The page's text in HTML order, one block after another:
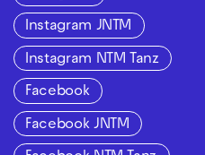
Instagram JNTM
Instagram NTM Tanz
Facebook
Facebook JNTM